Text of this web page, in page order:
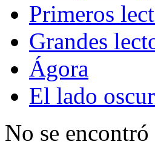
Primeros
Grandes
Ágora
El lado
No se